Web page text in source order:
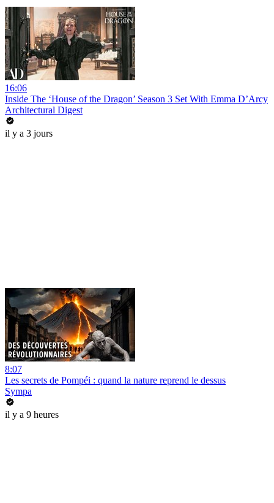
16:06
Inside The ‘House of the Dragon’ Season 3 Set With Emma D’Arcy
Architectural Digest
il y a 3 jours
8:07
Les secrets de Pompéi : quand la nature reprend le dessus
Sympa
il y a 9 heures